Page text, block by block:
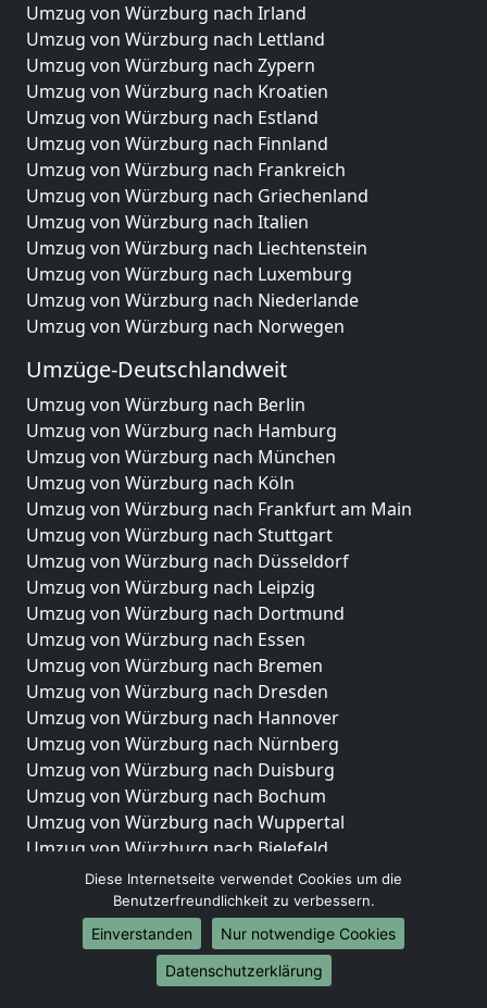
Umzug von Würzburg nach Irland
Umzug von Würzburg nach Lettland
Umzug von Würzburg nach Zypern
Umzug von Würzburg nach Kroatien
Umzug von Würzburg nach Estland
Umzug von Würzburg nach Finnland
Umzug von Würzburg nach Frankreich
Umzug von Würzburg nach Griechenland
Umzug von Würzburg nach Italien
Umzug von Würzburg nach Liechtenstein
Umzug von Würzburg nach Luxemburg
Umzug von Würzburg nach Niederlande
Umzug von Würzburg nach Norwegen
Umzüge-Deutschlandweit
Umzug von Würzburg nach Berlin
Umzug von Würzburg nach Hamburg
Umzug von Würzburg nach München
Umzug von Würzburg nach Köln
Umzug von Würzburg nach Frankfurt am Main
Umzug von Würzburg nach Stuttgart
Umzug von Würzburg nach Düsseldorf
Umzug von Würzburg nach Leipzig
Umzug von Würzburg nach Dortmund
Umzug von Würzburg nach Essen
Umzug von Würzburg nach Bremen
Umzug von Würzburg nach Dresden
Umzug von Würzburg nach Hannover
Umzug von Würzburg nach Nürnberg
Umzug von Würzburg nach Duisburg
Umzug von Würzburg nach Bochum
Umzug von Würzburg nach Wuppertal
Umzug von Würzburg nach Bielefeld
Umzug von Würzburg nach Bonn
Umzug von Würzburg nach Münster
Internationale-Umzüge
Umzug von Würzburg nach Brasilien
Diese Internetseite verwendet Cookies um die
Benutzerfreundlichkeit zu verbessern.
Einverstanden
Nur notwendige Cookies
Datenschutzerklärung